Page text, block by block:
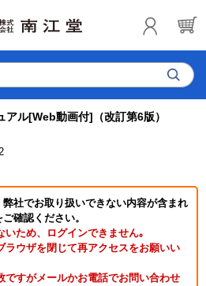
アル[Web動画付]（改訂第6版）
社でお取り扱いできない内容が含まれ
確認ください。
いため、ログインできません｡
ラウザを閉じて再アクセスをお願いい
ですがメールかお電話でお問い合わせ